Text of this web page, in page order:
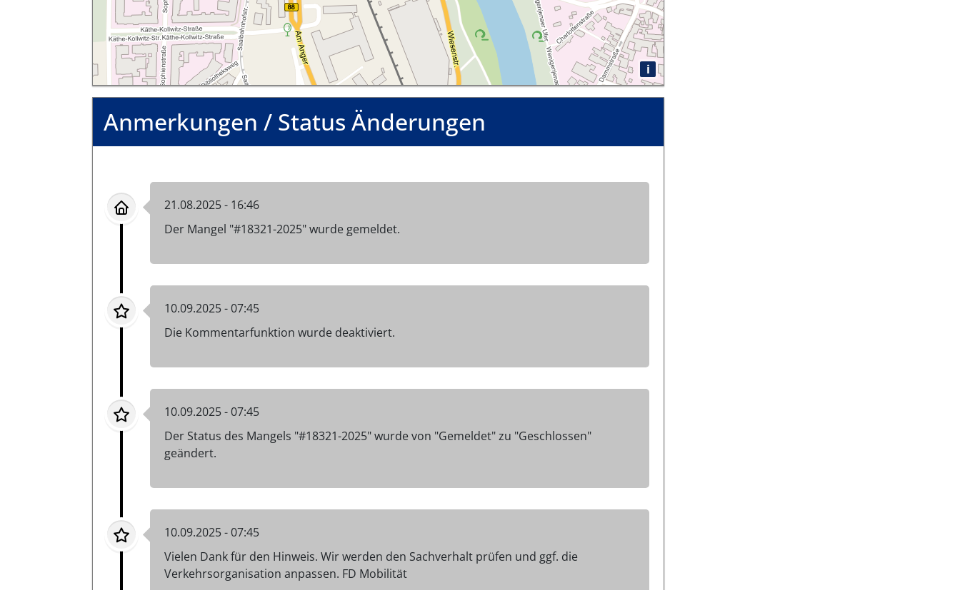
i
Anmerkungen / Status Änderungen
21.08.2025 - 16:46
Der Mangel "#18321-2025" wurde gemeldet.
10.09.2025 - 07:45
Die Kommentarfunktion wurde deaktiviert.
10.09.2025 - 07:45
Der Status des Mangels "#18321-2025" wurde von "Gemeldet" zu "Geschlossen"
geändert.
10.09.2025 - 07:45
Vielen Dank für den Hinweis. Wir werden den Sachverhalt prüfen und ggf. die
Verkehrsorganisation anpassen. FD Mobilität